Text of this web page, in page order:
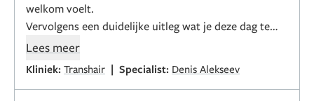
welkom voelt.
Vervolgens een duidelijke uitleg wat je deze dag te
wachten staat. Ze nemen hierin de tijd voor je.
De deskundigheid, de gastvrijheid en de
vriendelijkheid maken het dat de dag wat minder
Lees meer
Kliniek: Transhair | Specialist: Denis Alekseev